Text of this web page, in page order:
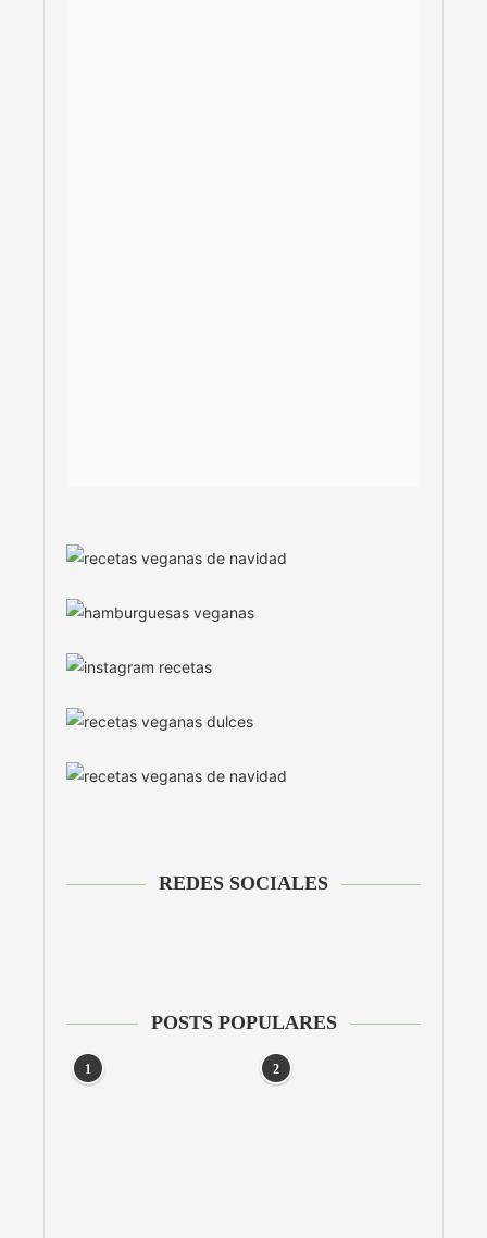
REDES SOCIALES
POSTS POPULARES
1 2